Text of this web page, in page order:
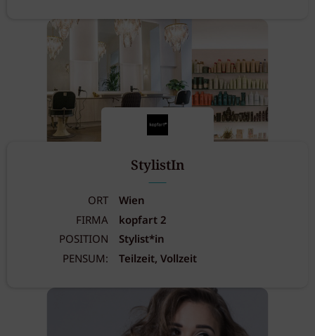
StylistIn
ORT
Wien
FIRMA
kopfart 2
POSITION
Stylist*in
PENSUM:
Teilzeit, Vollzeit